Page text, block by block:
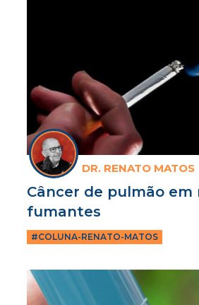
DR. RENATO MATOS
Câncer de pulmão em
fumantes
#COLUNA-RENATO-MATOS